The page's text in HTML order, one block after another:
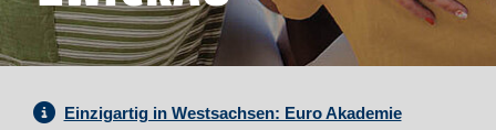
Einzigartig in Westsachsen: Euro Akademie